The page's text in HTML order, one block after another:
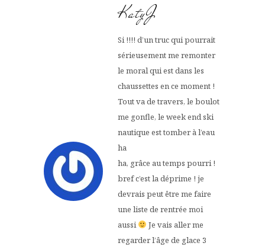
KatyJ
Si !!!! d’un truc qui pourrait
sérieusement me remonter
le moral qui est dans les
chaussettes en ce moment !
Tout va de travers, le boulot
me gonfle, le week end ski
nautique est tomber à l’eau
ha
ha, grâce au temps pourri !
bref c’est la déprime ! je
devrais peut être me faire
une liste de rentrée moi
aussi
Je vais aller me
regarder l’âge de glace 3